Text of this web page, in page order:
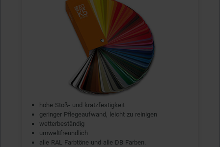
hohe Stoß- und kratzfestigkeit
geringer Pflegeaufwand, leicht zu reinigen
wetterbeständig
umweltfreundlich
alle RAL Farbtöne und alle DB Farben.